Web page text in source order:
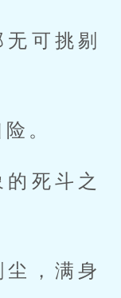
可挑剔
。
死斗之
，满身